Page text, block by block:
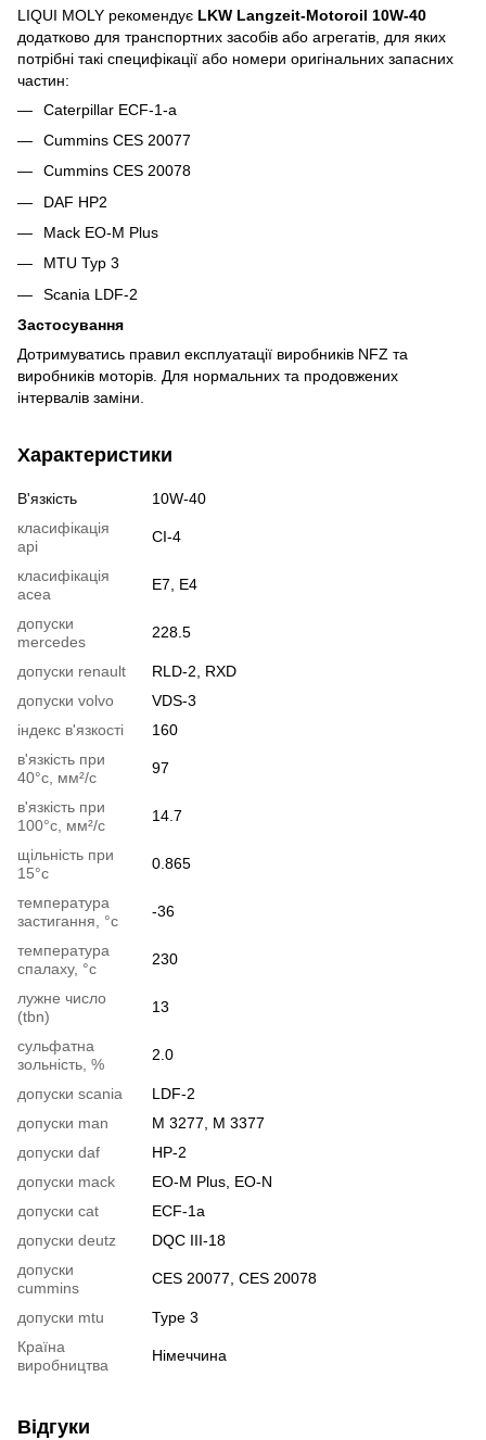
LIQUI MOLY рекомендує LKW Langzeit-Motoroil 10W-40
додатково для транспортних засобів або агрегатів, для яких
потрібні такі специфікації або номери оригінальних запасних
частин:
Caterpillar ECF-1-a
Cummins CES 20077
Cummins CES 20078
DAF HP2
Mack EO-M Plus
MTU Typ 3
Scania LDF-2
Застосування
Дотримуватись правил експлуатації виробників NFZ та
виробників моторів. Для нормальних та продовжених
інтервалів заміни.
Характеристики
В'язкість
10W-40
класифікація
api
CI-4
класифікація
acea
E7, E4
допуски
mercedes
228.5
допуски renault
RLD-2, RXD
допуски volvo
VDS-3
індекс в'язкості
160
в'язкість при
40°c, мм²/с
97
в'язкість при
100°c, мм²/с
14.7
щільність при
15°c
0.865
температура
застигання, °c
-36
температура
спалаху, °c
230
лужне число
(tbn)
13
сульфатна
зольність, %
2.0
допуски scania
LDF-2
допуски man
M 3277, M 3377
допуски daf
HP-2
допуски mack
EO-M Plus, EO-N
допуски cat
ECF-1a
допуски deutz
DQC III-18
допуски
cummins
CES 20077, CES 20078
допуски mtu
Type 3
Країна
виробництва
Німеччина
Відгуки